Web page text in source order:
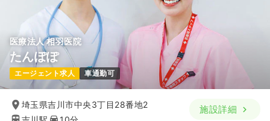
医療法人 相羽医院
たんぽぽ
エージェント求人 車通勤可
埼玉県吉川市中央3丁目28番地2
施設詳細